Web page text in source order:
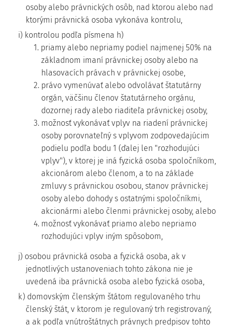
osoby alebo právnických osôb, nad ktorou alebo nad
ktorými právnická osoba vykonáva kontrolu,
i) kontrolou podľa písmena h)
1. priamy alebo nepriamy podiel najmenej 50% na
základnom imaní právnickej osoby alebo na
hlasovacích právach v právnickej osobe,
2. právo vymenúvať alebo odvolávať štatutárny
orgán, väčšinu členov štatutárneho orgánu,
dozornej rady alebo riaditeľa právnickej osoby,
3. možnosť vykonávať vplyv na riadení právnickej
osoby porovnateľný s vplyvom zodpovedajúcim
podielu podľa bodu 1 (ďalej len "rozhodujúci
vplyv"), v ktorej je iná fyzická osoba spoločníkom,
akcionárom alebo členom, a to na základe
zmluvy s právnickou osobou, stanov právnickej
osoby alebo dohody s ostatnými spoločníkmi,
akcionármi alebo členmi právnickej osoby, alebo
4. možnosť vykonávať priamo alebo nepriamo
rozhodujúci vplyv iným spôsobom,
j) osobou právnická osoba a fyzická osoba, ak v
jednotlivých ustanoveniach tohto zákona nie je
uvedená iba právnická osoba alebo fyzická osoba,
k) domovským členským štátom regulovaného trhu
členský štát, v ktorom je regulovaný trh registrovaný,
a ak podľa vnútroštátnych právnych predpisov tohto